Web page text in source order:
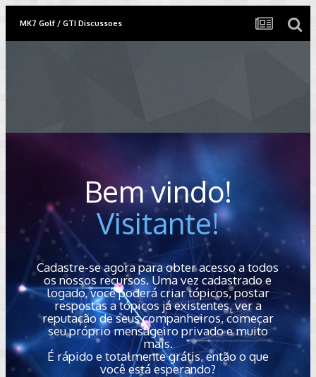
MK7 Golf / GTI Discussoes
Bem vindo!
Visitante!
Cadastre-se agora para obter acesso a todos
os nossos recursos. Uma vez cadastrado e
logado, você poderá criar tópicos, postar
respostas a tópicos já existentes, ver a
reputação de seus companheiros, começar
seu próprio mensageiro privado e muito
mais.
É rápido e totalmente grátis, então o que
você está esperando?